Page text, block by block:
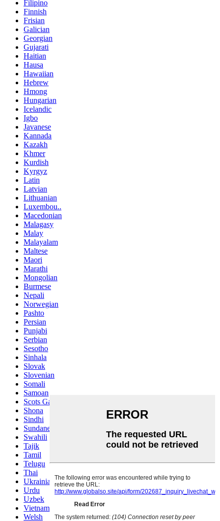
Filipino
Finnish
Frisian
Galician
Georgian
Gujarati
Haitian
Hausa
Hawaiian
Hebrew
Hmong
Hungarian
Icelandic
Igbo
Javanese
Kannada
Kazakh
Khmer
Kurdish
Kyrgyz
Latin
Latvian
Lithuanian
Luxembou..
Macedonian
Malagasy
Malay
Malayalam
Maltese
Maori
Marathi
Mongolian
Burmese
Nepali
Norwegian
Pashto
Persian
Punjabi
Serbian
Sesotho
Sinhala
Slovak
Slovenian
Somali
Samoan
Scots Gaelic
Shona
Sindhi
Sundanese
Swahili
Tajik
Tamil
Telugu
Thai
Ukrainian
Urdu
Uzbek
Vietnamese
Welsh